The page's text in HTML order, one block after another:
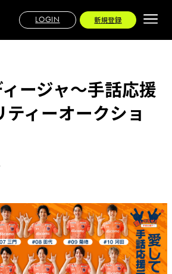
LOGIN 新規登録
ージャ～手話応援
ティーオークショ